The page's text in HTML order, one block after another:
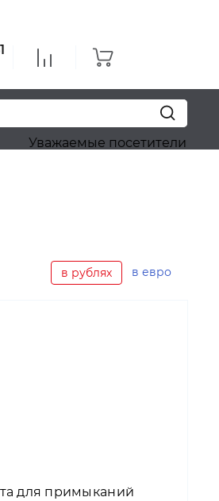
посетители! Приносим
в рублях в евро
для примыканий